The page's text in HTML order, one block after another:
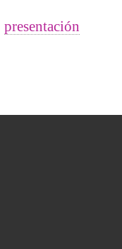
presentación